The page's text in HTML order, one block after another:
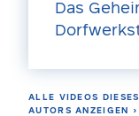
Das
ALLE VIDEOS DIESES
AUTORS ANZEIGEN ›